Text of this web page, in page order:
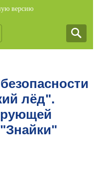
версию
лёд".